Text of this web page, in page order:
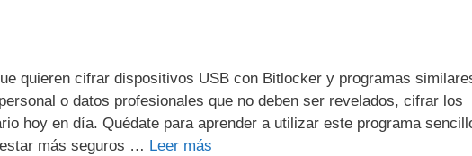
quieren cifrar dispositivos USB con Bitlocker y programas
o datos profesionales que no deben ser revelados, cifrar los
hoy en día. Quédate para aprender a utilizar este programa
más seguros … Leer más